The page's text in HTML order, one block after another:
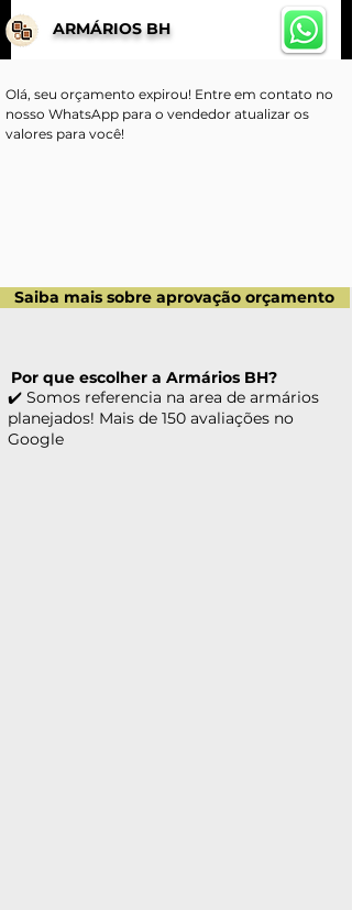
ARMÁRIOS BH
Olá, seu orçamento expirou! Entre em contato no
nosso WhatsApp para o vendedor atualizar os
valores para você!
Saiba mais sobre aprovação orçamento
✔️ Somos referencia na area de armários
planejados! Mais de 150 avaliações no
Google
Por que escolher a Armários BH?